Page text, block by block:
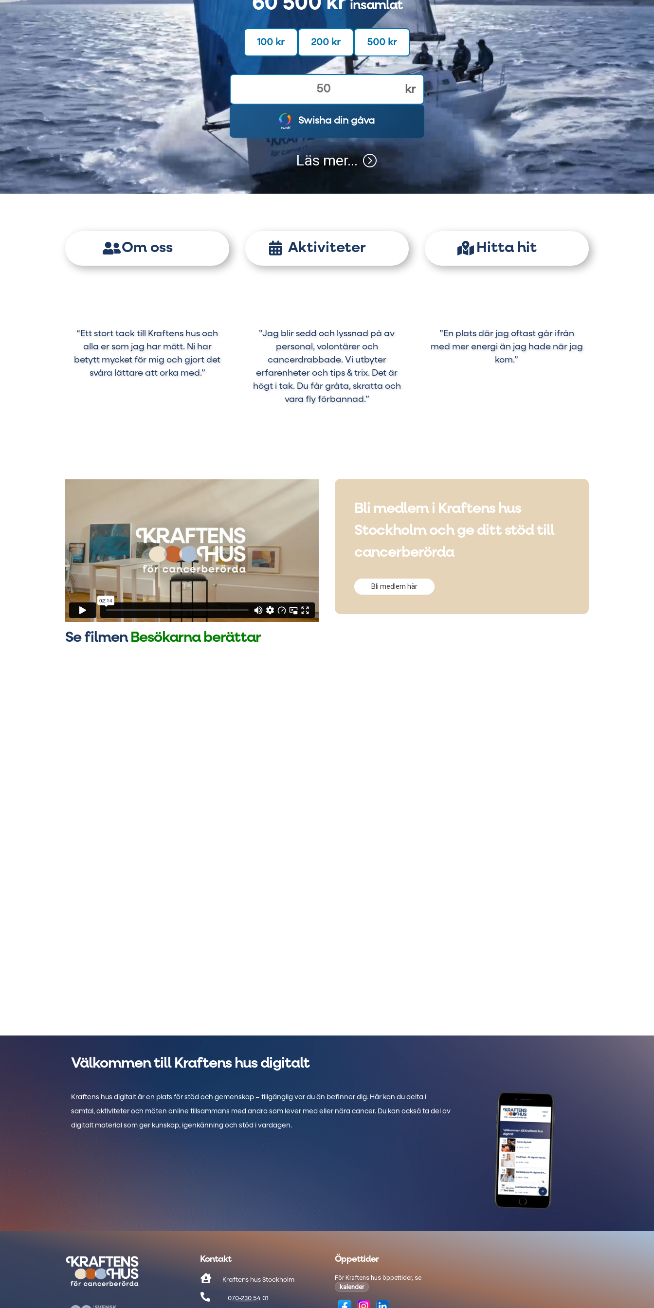
insamlat
100 kr 200 kr 500 kr
Eller ange eget belopp (kr)
kr
Swisha din gåva
Läs mer...
Om oss Aktiviteter Hitta hit
“Ett stort tack till Kraftens hus och
alla er som jag har mött. Ni har
betytt mycket för mig och gjort det
svåra lättare att orka med.”
”Jag blir sedd och lyssnad på av
personal, volontärer och
cancerdrabbade. Vi utbyter
erfarenheter och tips & trix. Det är
högt i tak. Du får gråta, skratta och
vara fly förbannad.”
”En plats där jag oftast går ifrån
med mer energi än jag hade när jag
kom.”
Se filmen Besökarna berättar
Bli medlem i Kraftens hus
Stockholm och ge ditt stöd till
cancerberörda
Bli medlem här
Välkommen till Kraftens hus digitalt
Kraftens hus digitalt är en plats för stöd och gemenskap – tillgänglig var du än befinner dig. Här kan du delta i
samtal, aktiviteter och möten online tillsammans med andra som lever med eller nära cancer. Du kan också ta del av
digitalt material som ger kunskap, igenkänning och stöd i vardagen.
Kontakt
 Kraftens hus Stockholm
 070-230 54 01
Öppettider
För Kraftens hus öppettider, se
kalender